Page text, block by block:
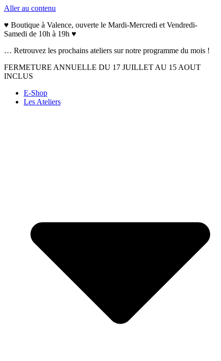
Aller au contenu
♥ Boutique à Valence, ouverte le Mardi-Mercredi et Vendredi-
Samedi de 10h à 19h ♥
… Retrouvez les prochains ateliers sur notre programme du mois !
FERMETURE ANNUELLE DU 17 JUILLET AU 15 AOUT
INCLUS
E-Shop
Les Ateliers